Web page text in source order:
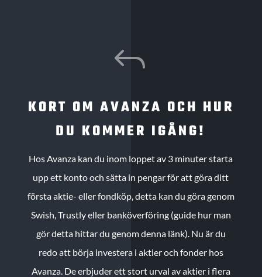
J
KORT OM AVANZA OCH HUR
DU KOMMER IGÅNG!
Hos Avanza kan du inom loppet av 3 minuter starta
upp ett konto och sätta in pengar för att göra ditt
första aktie- eller fondköp, detta kan du göra genom
Swish, Trustly eller banköverföring (guide hur man
gör detta hittar du genom denna länk). Nu är du
redo att börja investera i aktier och fonder hos
Avanza. De erbjuder ett stort urval av aktier i flera